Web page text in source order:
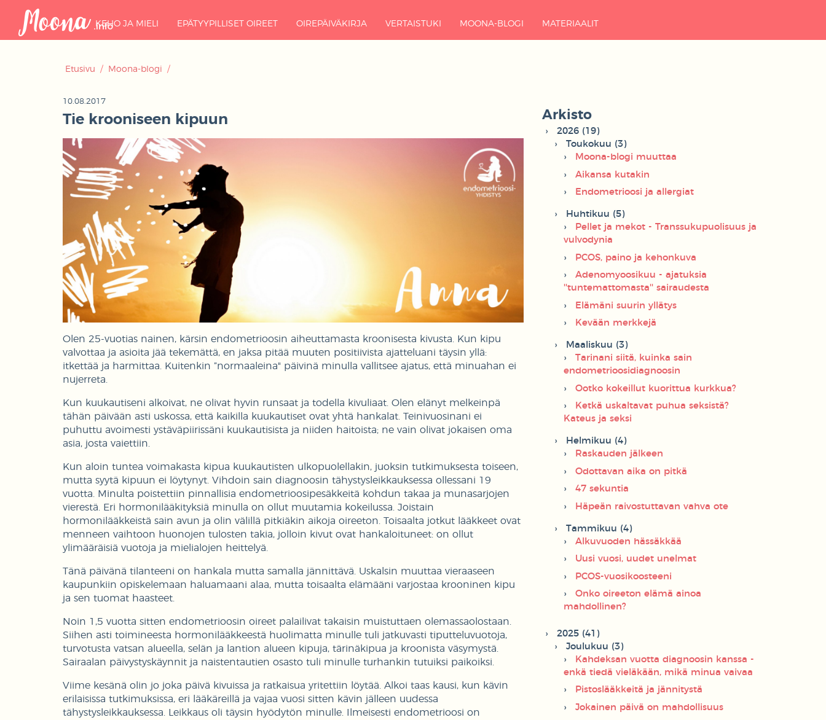
KEHO JA MIELI EPÄTYYPILLISET OIREET OIREPÄIVÄKIRJA VERTAISTUKI MOONA-BLOGI MATERIAALIT
Etusivu / Moona-blogi /
10.08.2017
Tie krooniseen kipuun
Olen 25-vuotias nainen, kärsin endometrioosin aiheuttamasta kroonisesta kivusta. Kun kipu
valvottaa ja asioita jää tekemättä, en jaksa pitää muuten positiivista ajatteluani täysin yllä:
itkettää ja harmittaa. Kuitenkin ”normaaleina" päivinä minulla vallitsee ajatus, että minuahan ei
nujerreta.
Kun kuukautiseni alkoivat, ne olivat hyvin runsaat ja todella kivuliaat. Olen elänyt melkeinpä
tähän päivään asti uskossa, että kaikilla kuukautiset ovat yhtä hankalat. Teinivuosinani ei
puhuttu avoimesti ystäväpiirissäni kuukautisista ja niiden haitoista; ne vain olivat jokaisen oma
asia, josta vaiettiin.
Kun aloin tuntea voimakasta kipua kuukautisten ulkopuolellakin, juoksin tutkimuksesta toiseen,
mutta syytä kipuun ei löytynyt. Vihdoin sain diagnoosin tähystysleikkauksessa ollessani 19
vuotta. Minulta poistettiin pinnallisia endometrioosipesäkkeitä kohdun takaa ja munasarjojen
vierestä. Eri hormonilääkityksiä minulla on ollut muutamia kokeilussa. Joistain
hormonilääkkeistä sain avun ja olin välillä pitkiäkin aikoja oireeton. Toisaalta jotkut lääkkeet ovat
menneen vaihtoon huonojen tulosten takia, jolloin kivut ovat hankaloituneet: on ollut
ylimääräisiä vuotoja ja mielialojen heittelyä.
Tänä päivänä tilanteeni on hankala mutta samalla jännittävä. Uskalsin muuttaa vieraaseen
kaupunkiin opiskelemaan haluamaani alaa, mutta toisaalta elämääni varjostaa krooninen kipu
ja sen tuomat haasteet.
Noin 1,5 vuotta sitten endometrioosin oireet palailivat takaisin muistuttaen olemassaolostaan.
Siihen asti toimineesta hormonilääkkeestä huolimatta minulle tuli jatkuvasti tiputteluvuotoja,
turvotusta vatsan alueella, selän ja lantion alueen kipuja, tärinäkipua ja kroonista väsymystä.
Sairaalan päivystyskäynnit ja naistentautien osasto tuli minulle turhankin tutuiksi paikoiksi.
Viime kesänä olin jo joka päivä kivuissa ja ratkaisua yritettiin löytää. Alkoi taas kausi, kun kävin
erilaisissa tutkimuksissa, eri lääkäreillä ja vajaa vuosi sitten kävin jälleen uudessa
tähystysleikkauksessa. Leikkaus oli täysin hyödytön minulle. Ilmeisesti endometrioosi on
Arkisto
2026 (19)
Toukokuu (3)
Moona-blogi muuttaa
Aikansa kutakin
Endometrioosi ja allergiat
Huhtikuu (5)
Pellet ja mekot - Transsukupuolisuus ja
vulvodynia
PCOS, paino ja kehonkuva
Adenomyoosikuu - ajatuksia
''tuntemattomasta'' sairaudesta
Elämäni suurin yllätys
Kevään merkkejä
Maaliskuu (3)
Tarinani siitä, kuinka sain
endometrioosidiagnoosin
Ootko kokeillut kuorittua kurkkua?
Ketkä uskaltavat puhua seksistä?
Kateus ja seksi
Helmikuu (4)
Raskauden jälkeen
Odottavan aika on pitkä
47 sekuntia
Häpeän raivostuttavan vahva ote
Tammikuu (4)
Alkuvuoden hässäkkää
Uusi vuosi, uudet unelmat
PCOS-vuosikoosteeni
Onko oireeton elämä ainoa
mahdollinen?
2025 (41)
Joulukuu (3)
Kahdeksan vuotta diagnoosin kanssa -
enkä tiedä vieläkään, mikä minua vaivaa
Pistoslääkkeitä ja jännitystä
Jokainen päivä on mahdollisuus